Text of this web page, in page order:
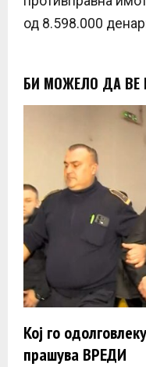
од 8.598.000
БИ МОЖЕЛО ДА ВЕ
Кој го
прашува ВРЕДИ